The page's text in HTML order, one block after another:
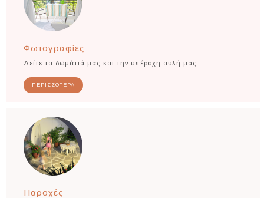
Φωτογραφίες
Δείτε τα δωμάτιά μας και την υπέροχη αυλή μας
ΠΕΡΙΣΣΟΤΕΡΑ
Παροχές